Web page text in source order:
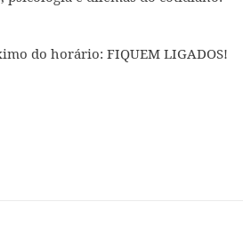
do horário: FIQUEM LIGADOS!